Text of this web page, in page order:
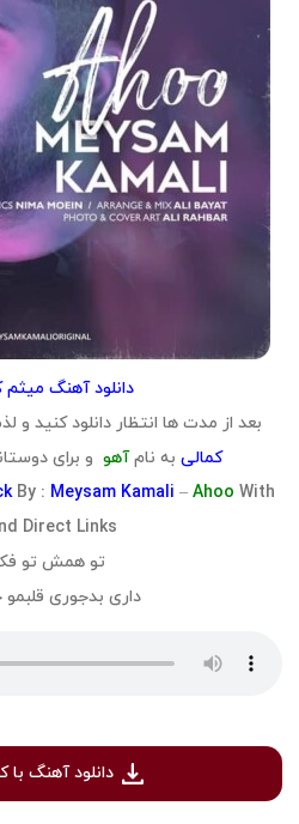
دانلود آهنگ میثم
بعد از مدت ها انتظار دانلود کنید و
کمالی به نامآهو و برای
By : Meysam Kamali – Ahoo With
Direct Links
تو همش تو
داری بدجوری
دانلود آهنگ